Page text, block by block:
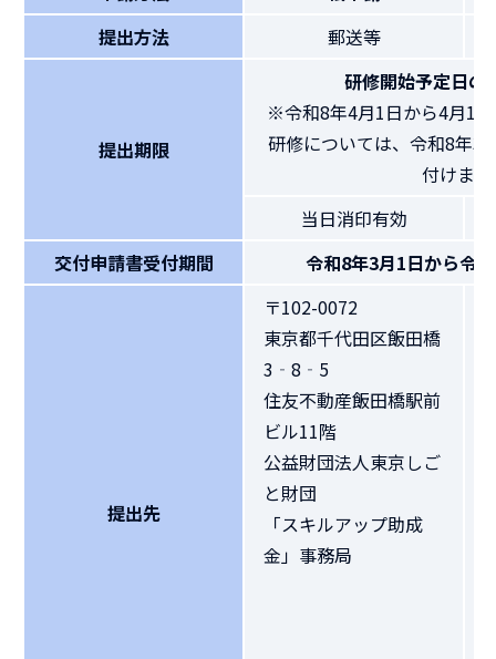
提出方法
郵送等
提出期限
研修開始予定日の
※令和8年4月1日から4月14
研修については、令和8年3
付けます
当日消印有効
交付申請書受付期間
令和8年3月1日から令
提出先
〒102-0072
東京都千代田区飯田橋
3‐8‐5
住友不動産飯田橋駅前
ビル11階
公益財団法人東京しご
と財団
「スキルアップ助成
金」事務局